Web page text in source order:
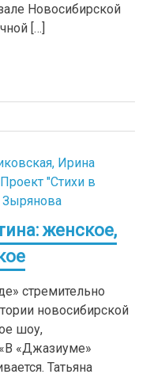
Новосибирской
[…]
женское,
стремительно
новосибирской
шоу,
«Джазиуме»
Татьяна